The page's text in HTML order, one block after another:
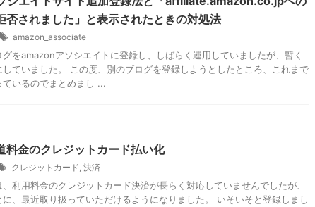
否されました」と表示されたときの対処法
amazon_associate
グをamazonアソシエイトに登録し、しばらく運用していましたが、暫く
ていました。 この度、別のブログを登録しようとしたところ、これまで
ているのでまとめまし ...
料金のクレジットカード払い化
クレジットカード, 決済
利用料金のクレジットカード決済が長らく対応していませんでしたが、
に、最近取り扱っていただけるようになりました。 いそいそと登録しまし